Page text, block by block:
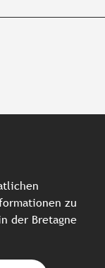
zu
der Bretagne